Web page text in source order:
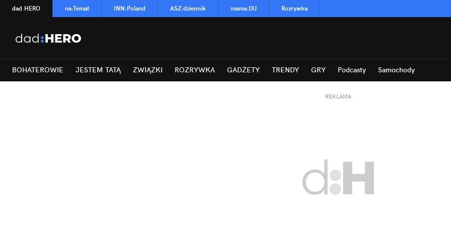
dad:HERO na:Temat INN:Poland ASZ:dziennik mama:DU Rozrywka
BOHATEROWIE JESTEM TATĄ ZWIĄZKI ROZRYWKA GADŻETY TRENDY GRY Podcasty Samochody
REKLAMA